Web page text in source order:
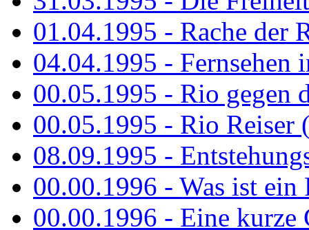
01.04.1995 - Rache der
04.04.1995 - Fernsehen
00.05.1995 - Rio gegen
00.05.1995 - Rio Reiser
08.09.1995 -
00.00.1996 - Was ist ein
00.00.1996 - Eine kurze